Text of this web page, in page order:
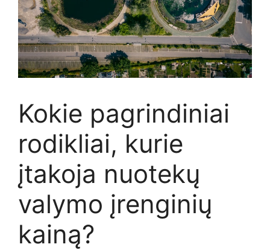
Kokie pagrindiniai
rodikliai, kurie
įtakoja nuotekų
valymo įrenginių
kainą?